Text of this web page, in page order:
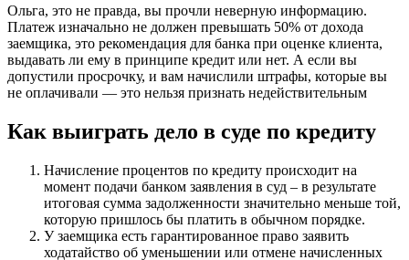
Ольга, это не правда, вы прочли неверную информацию.
Платеж изначально не должен превышать 50% от дохода
заемщика, это рекомендация для банка при оценке клиента,
выдавать ли ему в принципе кредит или нет. А если вы
допустили просрочку, и вам начислили штрафы, которые вы
не оплачивали — это нельзя признать недействительным
Как выиграть дело в суде по кредиту
Начисление процентов по кредиту происходит на
момент подачи банком заявления в суд – в результате
итоговая сумма задолженности значительно меньше той,
которую пришлось бы платить в обычном порядке.
У заемщика есть гарантированное право заявить
ходатайство об уменьшении или отмене начисленных